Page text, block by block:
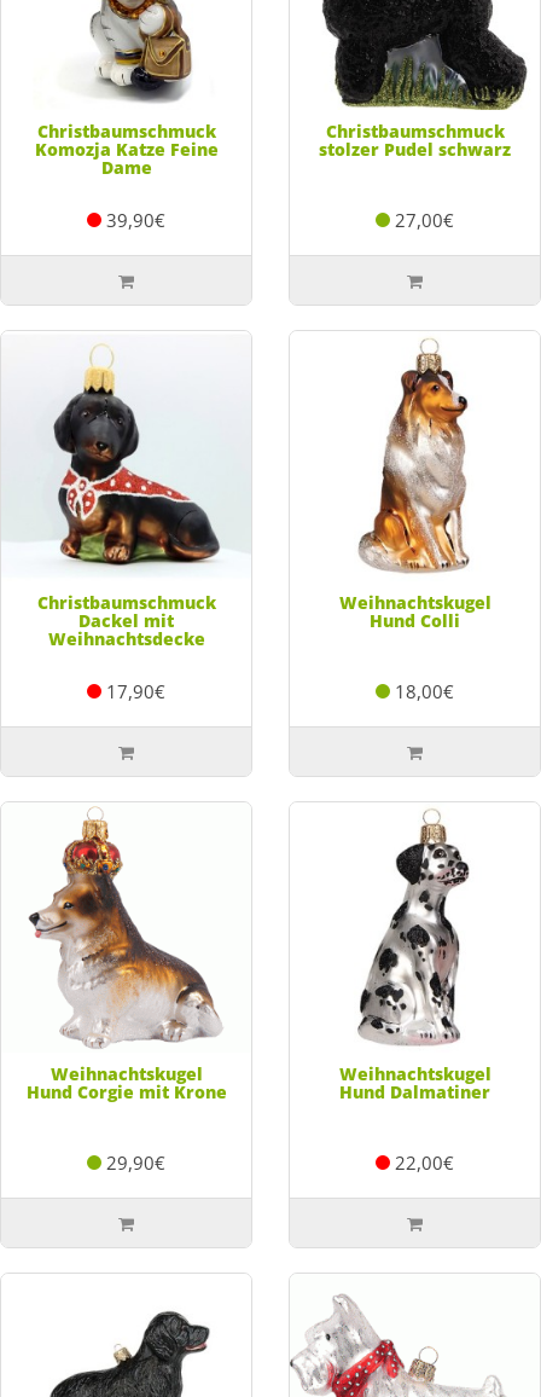
Christbaumschmuck
Komozja Katze Feine
Dame
39,90€
Christbaumschmuck
stolzer Pudel schwarz
27,00€
Christbaumschmuck
Dackel mit
Weihnachtsdecke
17,90€
Weihnachtskugel
Hund Colli
18,00€
Weihnachtskugel
Hund Corgie mit Krone
29,90€
Weihnachtskugel
Hund Dalmatiner
22,00€